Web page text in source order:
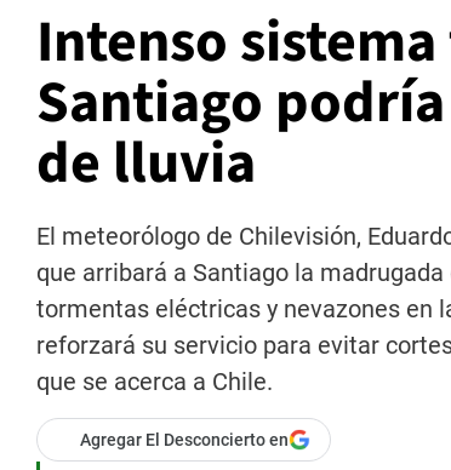
Intenso
Santiago
de lluvia
El meteorólogo de Chilevisión,
que arribará a Santiago la
tormentas eléctricas y nevazones en
reforzará su servicio para evitar
que se acerca a Chile.
Agregar El Desconcierto en